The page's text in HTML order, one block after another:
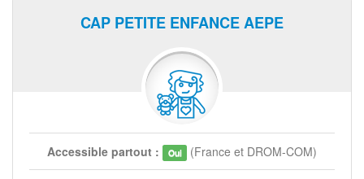
CAP PETITE ENFANCE AEPE
Accessible partout : Oui (France et DROM-COM)